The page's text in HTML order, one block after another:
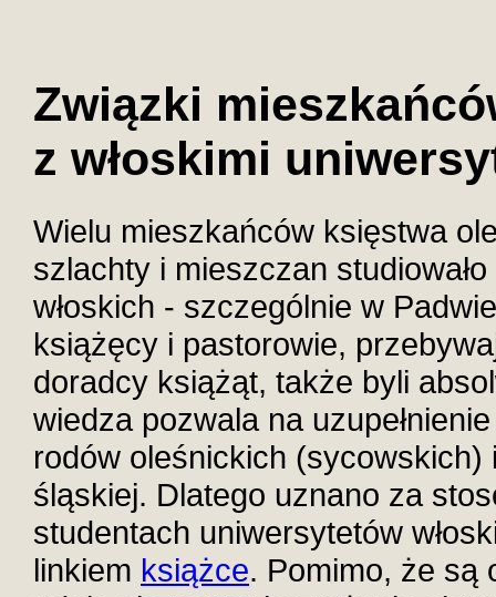
Związki
z włoskimi
Wielu mieszkańców księstwa
szlachty i mieszczan
włoskich - szczególnie w
książęcy i pastorowie,
doradcy książąt, także byli
wiedza pozwala na
rodów oleśnickich (sycowskich)
śląskiej. Dlatego uznano za
studentach uniwersytetów
linkiem książce. Pomimo, że są